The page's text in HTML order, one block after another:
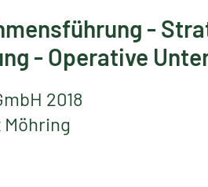
-
- Operative
2018